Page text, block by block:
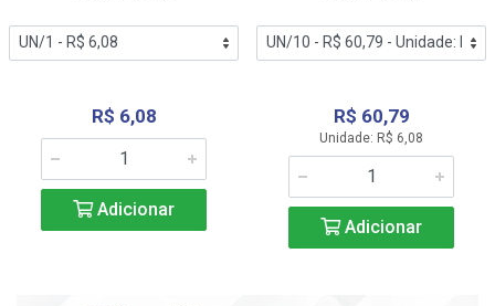
R$ 6,08
Adicionar
R$ 60,79
Unidade: R$ 6,08
Adicionar